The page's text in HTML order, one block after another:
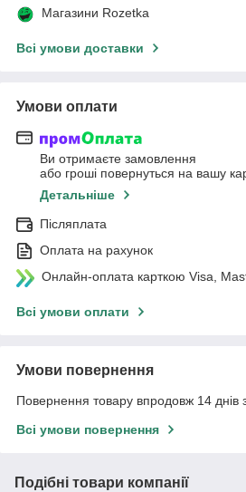
Магазини Rozetka
Всі умови доставки
Умови оплати
Ви отримаєте замовлення
або гроші повернуться на вашу
Детальніше
Післяплата
Оплата на рахунок
Онлайн-оплата карткою Visa,
Всі умови оплати
Умови повернення
Повернення товару впродовж 14 днів
Всі умови повернення
Подібні товари компанії